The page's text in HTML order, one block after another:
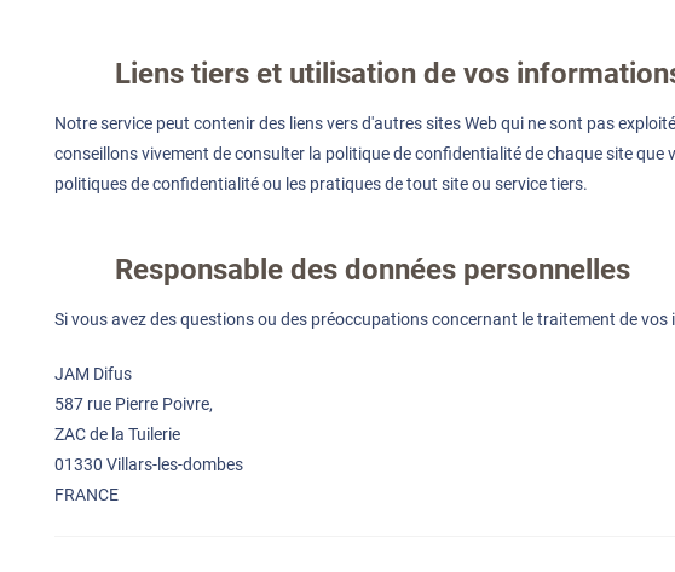
Liens tiers et utilisation de vos
Notre service peut contenir des liens vers d'autres sites Web qui ne sont pas
conseillons vivement de consulter la politique de confidentialité de chaque site
politiques de confidentialité ou les pratiques de tout site ou service tiers.
Responsable des données personnelles
Si vous avez des questions ou des préoccupations concernant le traitement de
JAM Difus
587 rue Pierre Poivre,
ZAC de la Tuilerie
01330 Villars-les-dombes
FRANCE